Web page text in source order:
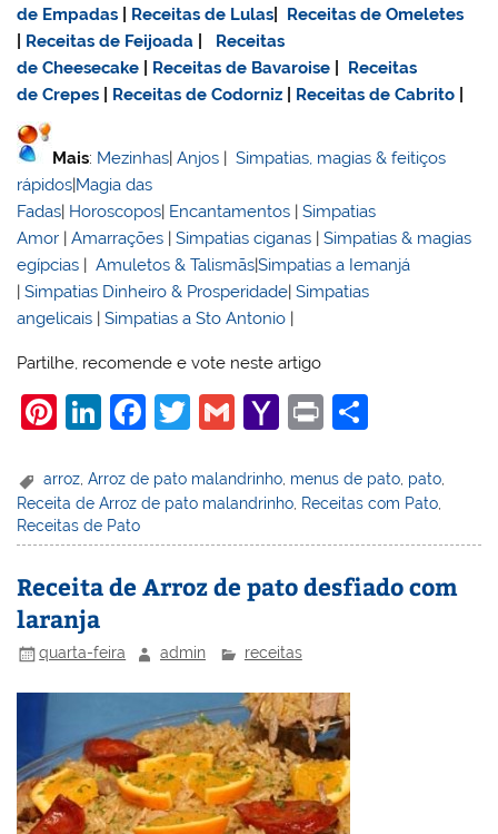
de Empadas
Receitas de Lulas
Receitas de Omeletes
Receitas de Feijoada
Receitas
de Cheesecake
Receitas de Bavaroise
Receitas
de Crepes
Receitas de Codorniz Receitas de Cabrito
Mais: Mezinhas|Anjos |Simpatias, magias & feitiços
rápidos|Magia das
Fadas| Horoscopos| Encantamentos |Simpatias
Amor |Amarrações |Simpatias ciganas |Simpatias & magias
egípcias |Amuletos & Talismãs|Simpatias a Iemanjá
|Simpatias Dinheiro & Prosperidade|Simpatias
angelicais |Simpatias a Sto Antonio |
Partilhe, recomende e vote neste artigo
Pi
er
e
st
Li
k
e
dI
n
F
c
e
b
o
k
T
itt
er
G
ai
l
Y
h
o
o
M
l
Pr
t
ar
e
arroz,Arroz de pato malandrinho, menus de pato, pato,
Receita de Arroz de pato malandrinho Receitas com Pato
Receitas de Pato
Receita de Arroz de pato desfiado com
laranja
quarta-feira admin receitas